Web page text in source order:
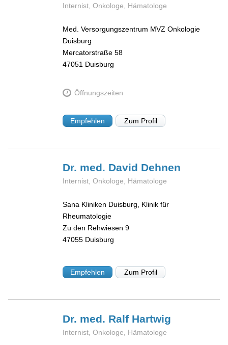
Internist, Onkologe, Hämatologe
Med. Versorgungszentrum MVZ Onkologie
Duisburg
Mercatorstraße 58
47051 Duisburg
Öffnungszeiten
Empfehlen Zum Profil
Dr. med. David Dehnen
Internist, Onkologe, Hämatologe
Sana Kliniken Duisburg, Klinik für
Rheumatologie
Zu den Rehwiesen 9
47055 Duisburg
Empfehlen Zum Profil
Dr. med. Ralf Hartwig
Internist, Onkologe, Hämatologe